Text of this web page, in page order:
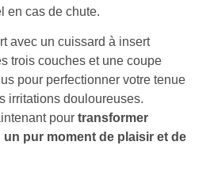
en cas de chute.
avec un cuissard à insert
trois couches et une coupe
pour perfectionner votre tenue
irritations douloureuses.
pour transformer
pur moment de plaisir et de